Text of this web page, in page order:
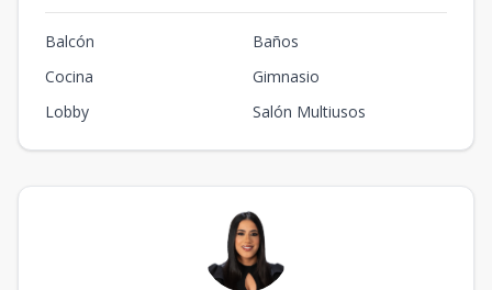
Balcón
Baños
Cocina
Gimnasio
Lobby
Salón Multiusos